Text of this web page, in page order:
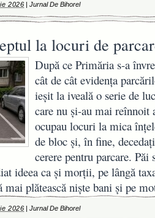
2026 |Jurnal De Bihorel
la locuri de
După ce Primăria s-a
cât de cât evidența
ieșit la iveală o serie de
care nu și-au mai reînnoit
ocupau locuri la mica
de bloc și, în fine,
cerere pentru parcare.
ideea ca și morții, pe lângă
mai plătească niște bani și pe
2026 |Jurnal De Bihorel